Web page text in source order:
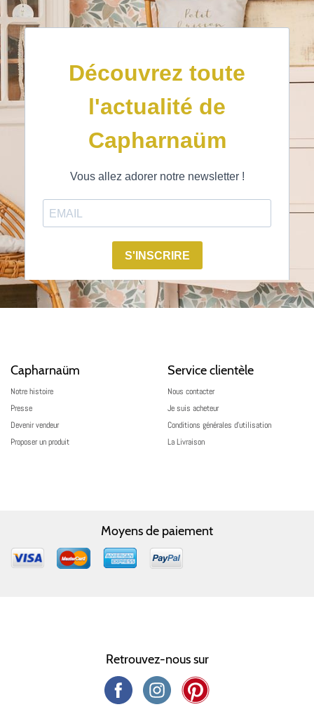
Capharnaüm
Notre histoire
Presse
Devenir vendeur
Proposer un produit
Service clientèle
Nous contacter
Je suis acheteur
Conditions générales d’utilisation
La Livraison
Moyens de paiement
Retrouvez-nous sur